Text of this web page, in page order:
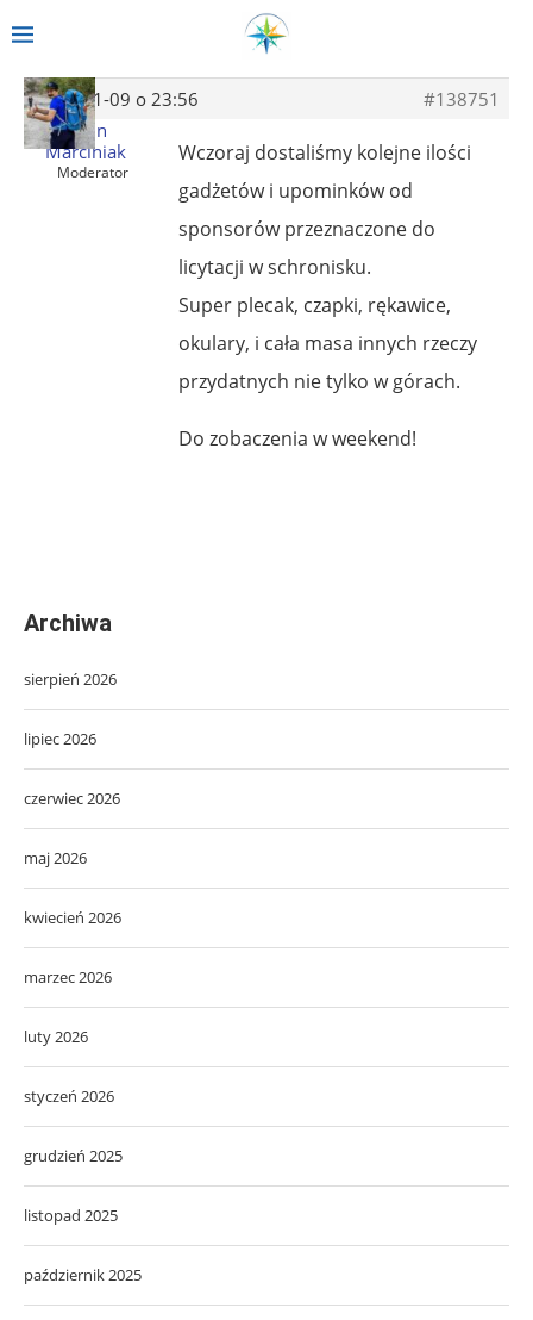
2014-01-09 o 23:56
#138751
Albin
Marciniak
Moderator
Wczoraj dostaliśmy kolejne ilości
gadżetów i upominków od
sponsorów przeznaczone do
licytacji w schronisku.
Super plecak, czapki, rękawice,
okulary, i cała masa innych rzeczy
przydatnych nie tylko w górach.
Do zobaczenia w weekend!
Archiwa
sierpień 2026
lipiec 2026
czerwiec 2026
maj 2026
kwiecień 2026
marzec 2026
luty 2026
styczeń 2026
grudzień 2025
listopad 2025
październik 2025